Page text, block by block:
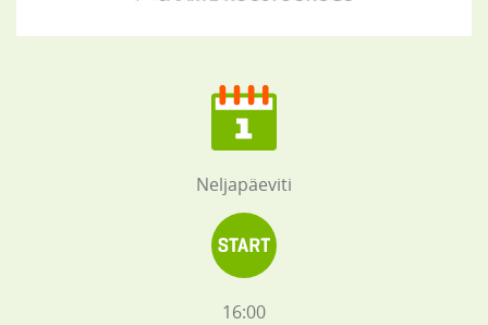
Neljapäeviti
16:00